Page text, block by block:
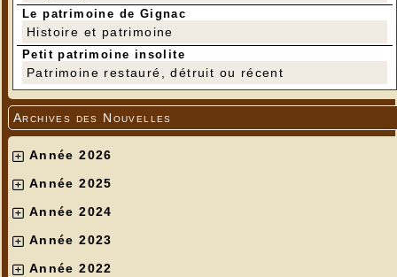
Le patrimoine de Gignac
Histoire et patrimoine
Petit patrimoine insolite
Patrimoine restauré, détruit ou récent
Archives des Nouvelles
Année 2026
Année 2025
Année 2024
Année 2023
Année 2022